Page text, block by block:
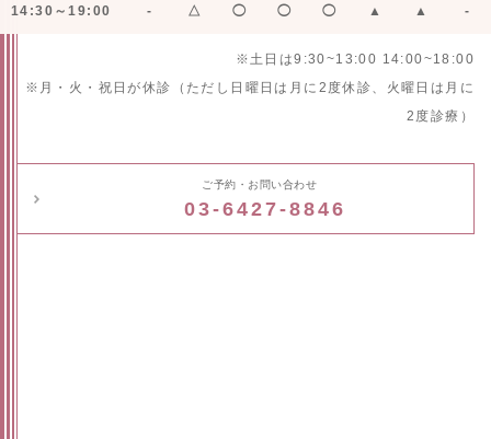
14:30～19:00 - △ ◯ ◯ ◯ ▲ ▲ -
※土日は9:30~13:00 14:00~18:00
※月・火・祝日が休診（ただし日曜日は月に2度休診、火曜日は月に
2度診療）
ご予約・お問い合わせ
03-6427-8846